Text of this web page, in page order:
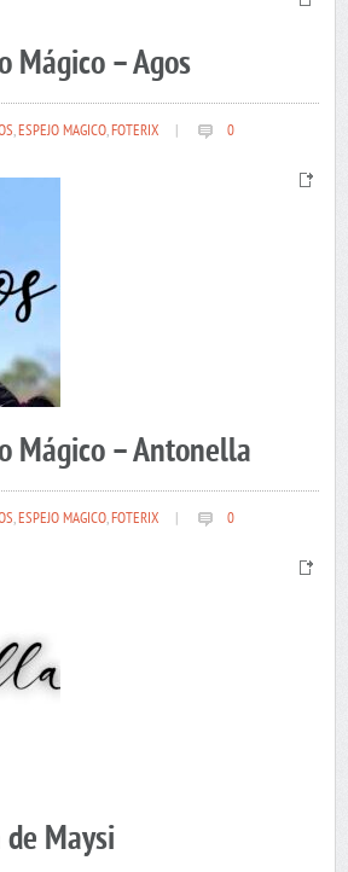
Mágico – Agos
,ESPEJO MAGICO,FOTERIX 0
Mágico – Antonella
,ESPEJO MAGICO,FOTERIX 0
Maysi